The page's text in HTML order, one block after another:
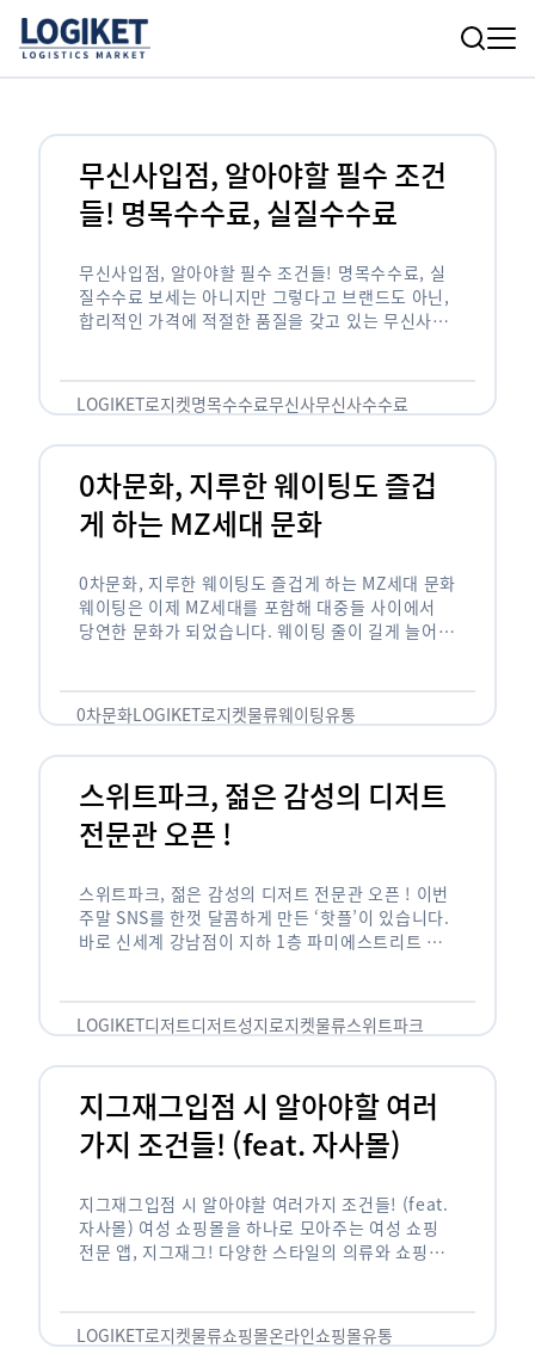
무신사입점, 알아야할 필수 조건
들! 명목수수료, 실질수수료
무신사입점, 알아야할 필수 조건들! 명목수수료, 실
질수수료 보세는 아니지만 그렇다고 브랜드도 아닌,
합리적인 가격에 적절한 품질을 갖고 있는 무신사!
LOGIKET로지켓명목수수료무신사무신사수수료
0차문화, 지루한 웨이팅도 즐겁
게 하는 MZ세대 문화
0차문화, 지루한 웨이팅도 즐겁게 하는 MZ세대 문화
웨이팅은 이제 MZ세대를 포함해 대중들 사이에서
당연한 문화가 되었습니다. 웨이팅 줄이 길게 늘어서
0차문화LOGIKET로지켓물류웨이팅유통
스위트파크, 젊은 감성의 디저트
전문관 오픈 !
스위트파크, 젊은 감성의 디저트 전문관 오픈 ! 이번
주말 SNS를 한껏 달콤하게 만든 ‘핫플’이 있습니다.
바로 신세계 강남점이 지하 1층 파미에스트리트 분
LOGIKET디저트디저트성지로지켓물류스위트파크
지그재그입점 시 알아야할 여러
가지 조건들! (feat. 자사몰)
지그재그입점 시 알아야할 여러가지 조건들! (feat.
자사몰) 여성 쇼핑몰을 하나로 모아주는 여성 쇼핑
전문 앱, 지그재그! 다양한 스타일의 의류와 쇼핑몰
LOGIKET로지켓물류쇼핑몰온라인쇼핑몰유통